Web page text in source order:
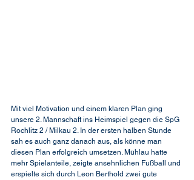
Mit viel Motivation und einem klaren Plan ging
unsere 2. Mannschaft ins Heimspiel gegen die SpG
Rochlitz 2 / Milkau 2. In der ersten halben Stunde
sah es auch ganz danach aus, als könne man
diesen Plan erfolgreich umsetzen. Mühlau hatte
mehr Spielanteile, zeigte ansehnlichen Fußball und
erspielte sich durch Leon Berthold zwei gute